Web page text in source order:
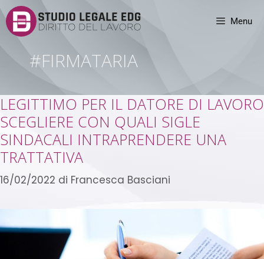
Menu
#FIRMATARIA
LEGITTIMO PER IL DATORE DI LAVORO
SCEGLIERE CON QUALI SIGLE
SINDACALI INTRAPRENDERE UNA
TRATTATIVA
16/02/2022 di Francesca Basciani